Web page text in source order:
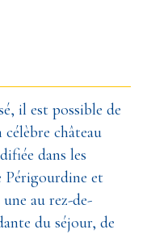
il est possible de
château
dans les
Périgourdine et
au rez-de-
du séjour, de